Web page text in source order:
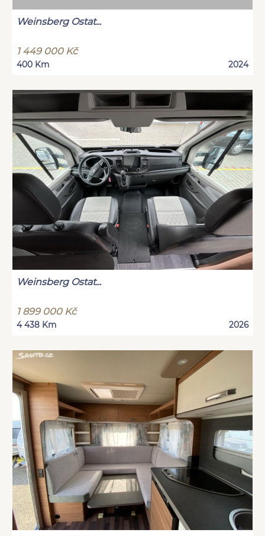
Weinsberg Ostat...
1 449 000 Kč
400 Km 2024
Weinsberg Ostat...
1 899 000 Kč
4 438 Km 2026